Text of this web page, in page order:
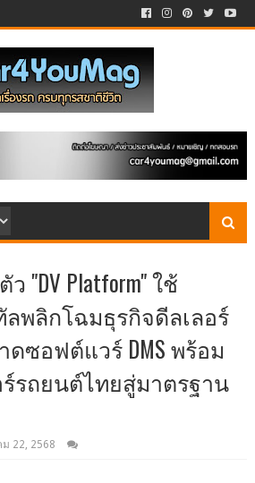
ว "DV Platform" ใช้
พลิกโฉมธุรกิจดีลเลอร์
ซอฟต์แวร์ DMS พร้อม
รถยนต์ไทยสู่มาตรฐาน
22, 2568